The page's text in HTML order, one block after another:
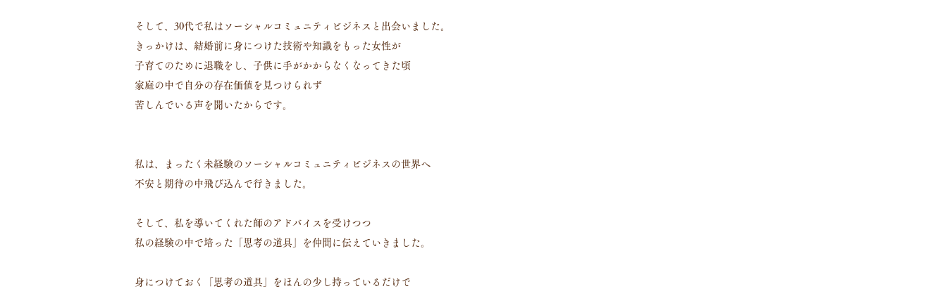
そして、30代で私はソーシャルコミュニティビジネスと出会いました。
きっかけは、結婚前に身につけた技術や知識をもった女性が
子育てのために退職をし、子供に手がかからなくなってきた頃
家庭の中で自分の存在価値を見つけられず
苦しんでいる声を聞いたからです。
私は、まったく未経験のソーシャルコミュニティビジネスの世界へ
不安と期待の中飛び込んで行きました。
そして、私を導いてくれた師のアドバイスを受けつつ
私の経験の中で培った「思考の道具」を仲間に伝えていきました。
身につけておく「思考の道具」をほんの少し持っているだけで